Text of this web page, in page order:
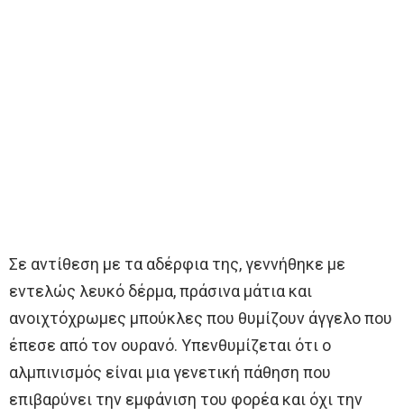
Σε αντίθεση με τα αδέρφια της, γεννήθηκε με
εντελώς λευκό δέρμα, πράσινα μάτια και
ανοιχτόχρωμες μπούκλες που θυμίζουν άγγελο που
έπεσε από τον ουρανό. Υπενθυμίζεται ότι ο
αλμπινισμός είναι μια γενετική πάθηση που
επιβαρύνει την εμφάνιση του φορέα και όχι την